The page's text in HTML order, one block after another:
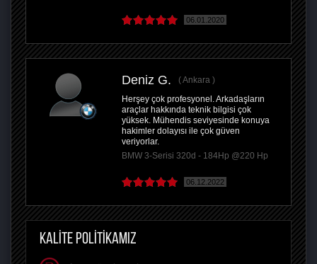
06.01.2020
Deniz G.
Ankara
Herşey çok profesyonel. Arkadaşların
araçlar hakkında teknik bilgisi çok
yüksek. Mühendis seviyesinde konuya
hakimler dolayısı ile çok güven
veriyorlar.
BMW 3-Serisi 320d - 184Hp @220 Hp
06.12.2022
KALİTE POLİTİKAMIZ